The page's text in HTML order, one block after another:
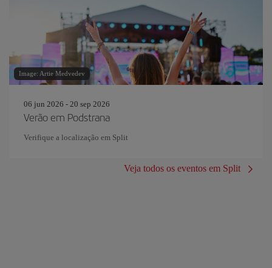
Image: Artie Medvedev
06 jun 2026 - 20 sep 2026
Verão em Podstrana
Verifique a localização em Split
Veja todos os eventos em Split